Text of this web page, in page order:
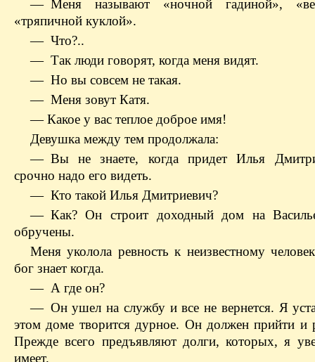
— Меня называют «ночной гадиной»,
«тряпичной куклой».
— Что?..
— Так люди говорят, когда меня видят.
— Но вы совсем не такая.
— Меня зовут Катя.
— Какое у вас теплое доброе имя!
Девушка между тем продолжала:
— Вы не знаете, когда придет Илья
срочно надо его видеть.
— Кто такой Илья Дмитриевич?
— Как? Он строит доходный дом на
обручены.
Меня уколола ревность к неизвестному
бог знает когда.
— А где он?
— Он ушел на службу и все не вернется. Я
этом доме творится дурное. Он должен прийти и
Прежде всего предъявляют долги, которых, я
имеет.